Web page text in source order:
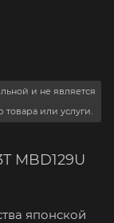
и не является
или услуги.
MBD129U
японской